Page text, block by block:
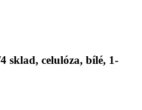
sklad, celulóza, bílé, 1-